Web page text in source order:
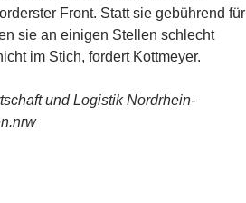
Front. Statt sie gebührend für
sie an einigen Stellen schlecht
im Stich, fordert Kottmeyer.
und Logistik Nordrhein-